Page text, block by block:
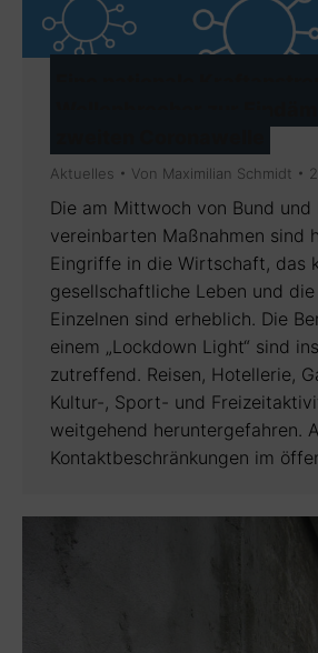
Aktuelles Von Maximilian Schmidt
Die am Mittwoch von Bund und
vereinbarten Maßnahmen sind
Eingriffe in die Wirtschaft, das
gesellschaftliche Leben und
Einzelnen sind erheblich. Die
einem „Lockdown Light“ sind
zutreffend. Reisen, Hotellerie,
Kultur-, Sport- und
weitgehend heruntergefahren.
Kontaktbeschränkungen im